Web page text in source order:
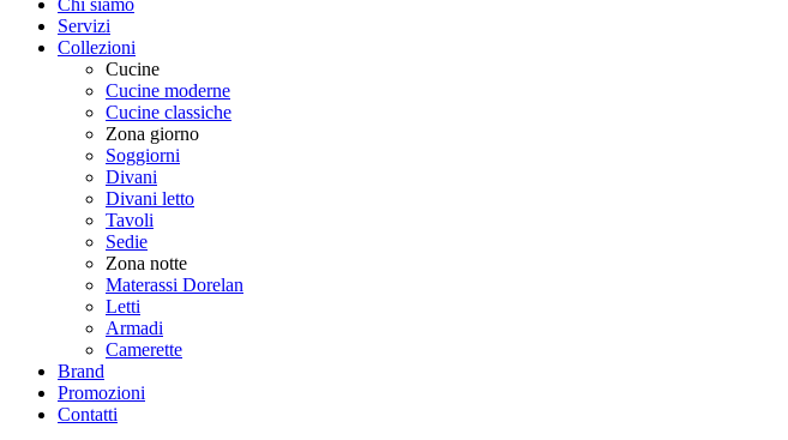
Chi siamo
Servizi
Collezioni
Cucine
Cucine moderne
Cucine classiche
Zona giorno
Soggiorni
Divani
Divani letto
Tavoli
Sedie
Zona notte
Materassi Dorelan
Letti
Armadi
Camerette
Brand
Promozioni
Contatti